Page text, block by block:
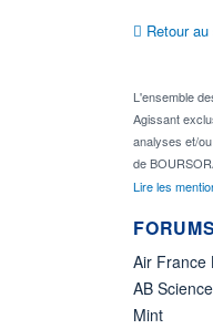
Retour
L'ensemble
Agissant
analyses et/
de
Lire les
Air France
AB
Mint